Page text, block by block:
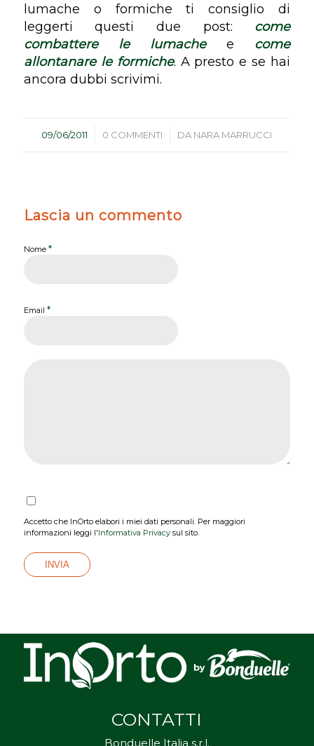
lumache o formiche ti consiglio di
leggerti questi due post: come
combattere le lumachee come
allontanare le formiche. A presto e se hai
ancora dubbi scrivimi.
09/06/2011
/ 0 COMMENTI
/ DA NARA MARRUCCI
Lascia un commento
Nome *
Email *
Accetto che InOrto elabori i miei dati personali. Per maggiori
informazioni leggi l'Informativa Privacysul sito.
CONTATTI
Bonduelle Italia s.r.l.